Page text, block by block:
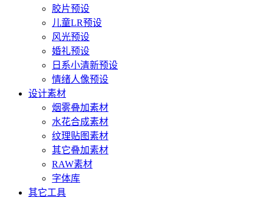
胶片预设
儿童LR预设
风光预设
婚礼预设
日系小清新预设
情绪人像预设
设计素材
烟雾叠加素材
水花合成素材
纹理贴图素材
其它叠加素材
RAW素材
字体库
其它工具